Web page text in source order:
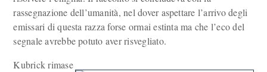
rassegnazione dell’umanità, nel dover aspettare l’arrivo degli
emissari di questa razza forse ormai estinta ma che l’eco del
segnale avrebbe potuto aver risvegliato.
Kubrick rimase